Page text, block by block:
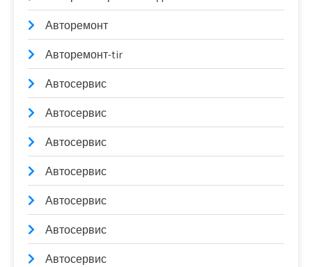
Авторемонт
Авторемонт-tir
Автосервис
Автосервис
Автосервис
Автосервис
Автосервис
Автосервис
Автосервис